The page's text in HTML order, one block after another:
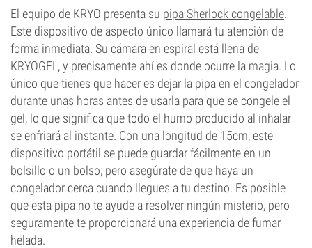
El equipo de KRYO presenta su pipa Sherlock congelable.
Este dispositivo de aspecto único llamará tu atención de
forma inmediata. Su cámara en espiral está llena de
KRYOGEL, y precisamente ahí es donde ocurre la magia. Lo
único que tienes que hacer es dejar la pipa en el congelador
durante unas horas antes de usarla para que se congele el
gel, lo que significa que todo el humo producido al inhalar
se enfriará al instante. Con una longitud de 15cm, este
dispositivo portátil se puede guardar fácilmente en un
bolsillo o un bolso; pero asegúrate de que haya un
congelador cerca cuando llegues a tu destino. Es posible
que esta pipa no te ayude a resolver ningún misterio, pero
seguramente te proporcionará una experiencia de fumar
helada.